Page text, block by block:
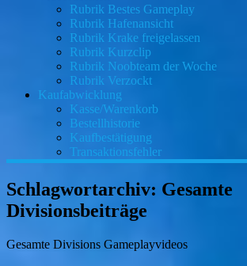
Rubrik Bestes Gameplay
Rubrik Hafenansicht
Rubrik Krake freigelassen
Rubrik Kurzclip
Rubrik Noobteam der Woche
Rubrik Verzockt
Kaufabwicklung
Kasse/Warenkorb
Bestellhistorie
Kaufbestätigung
Transaktionsfehler
Schlagwortarchiv: Gesamte
Divisionsbeiträge
Gesamte Divisions Gameplayvideos